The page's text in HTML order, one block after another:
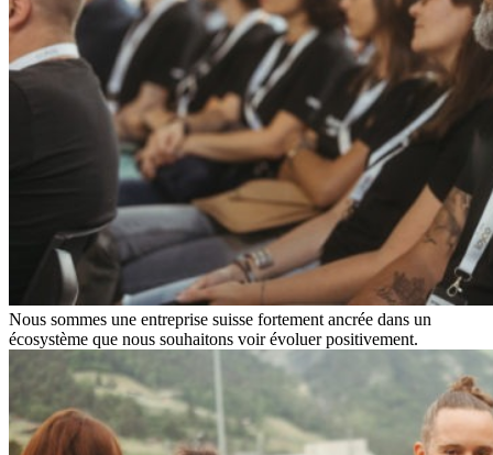
Nous sommes une entreprise suisse fortement ancrée dans un
écosystème que nous souhaitons voir évoluer positivement.